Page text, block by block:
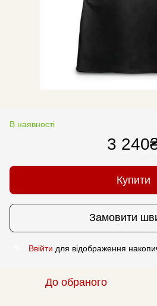
В наявності
3
Купити
Замовити
Ввійти для відображення
До обраного